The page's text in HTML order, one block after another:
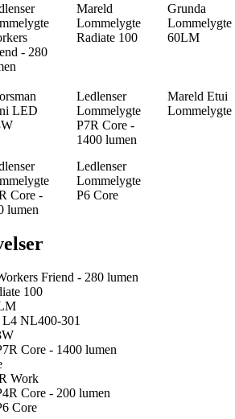
- 280
Mareld
Lommelygte
Radiate 100
Grunda
Lommelygte
60LM
LED
Ledlenser
Lommelygte
P7R Core -
1400 lumen
Mareld Etui
Lommelygte
Core -
lumen
Ledlenser
Lommelygte
P6 Core
Friend - 280 lumen
100
NL400-301
Core - 1400 lumen
Work
Core - 200 lumen
Core